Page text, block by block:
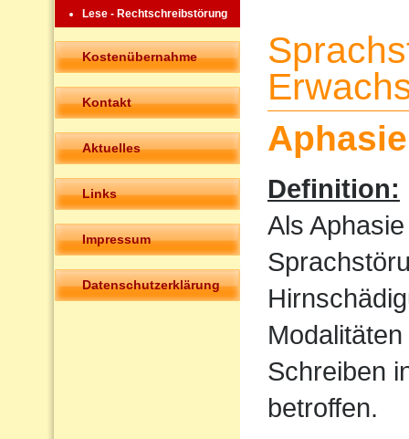
Lese - Rechtschreibstörung
Kostenübernahme
Kontakt
Aktuelles
Links
Impressum
Datenschutzerklärung
Aphasie
Definition:
Als
Schreiben
betroffen.